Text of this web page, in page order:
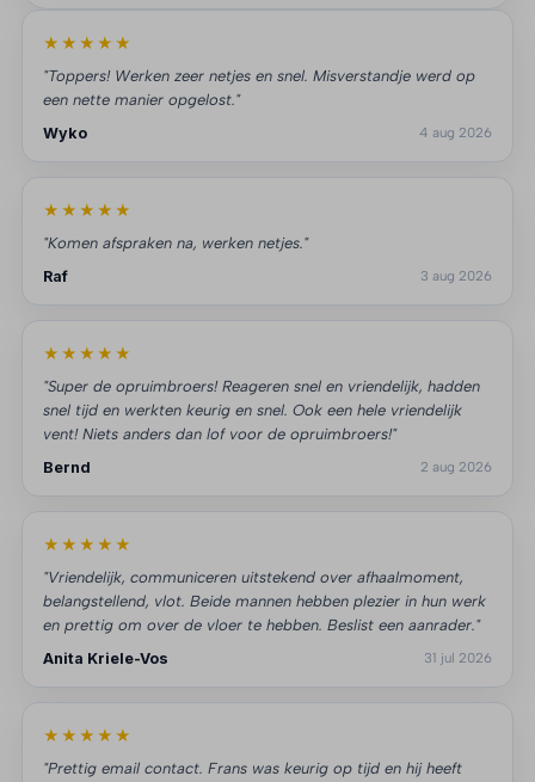
★★★★★
"Toppers! Werken zeer netjes en snel. Misverstandje werd op
een nette manier opgelost."
Wyko
4 aug 2026
★★★★★
"Komen afspraken na, werken netjes."
Raf
3 aug 2026
★★★★★
"Super de opruimbroers! Reageren snel en vriendelijk, hadden
snel tijd en werkten keurig en snel. Ook een hele vriendelijk
vent! Niets anders dan lof voor de opruimbroers!"
Bernd
2 aug 2026
★★★★★
"Vriendelijk, communiceren uitstekend over afhaalmoment,
belangstellend, vlot. Beide mannen hebben plezier in hun werk
en prettig om over de vloer te hebben. Beslist een aanrader."
Anita Kriele-Vos
31 jul 2026
★★★★★
"Prettig email contact. Frans was keurig op tijd en hij heeft